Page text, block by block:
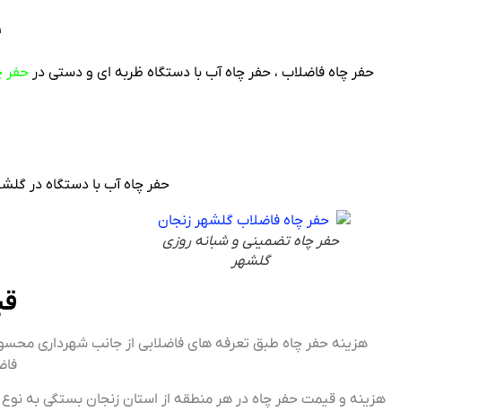
حفر چاه فاضلاب ، حفر چاه آب با دستگاه ظربه ای و دستی در حفر
حفر چاه آب با دستگاه در
حفر چاه تضمینی و شبانه روزی
گلشهر
هزینه حفر چاه طبق تعرفه های فاضلابی از جانب شهرداری
هزینه و قیمت حفر چاه در هر منطقه از استان زنجان بستگی به